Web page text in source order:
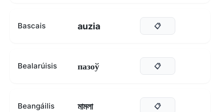
Bascais auzia 📋
Bealarúisis пазоў 📋
Beangáilis মামলা 📋